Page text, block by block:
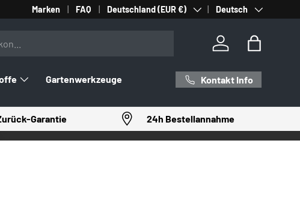
Marken FAQ Land/Region
Deutschland (EUR €) SpracheDeutsch
Einloggen
Gartenwerkzeuge Kontakt Info
Garantie 24h Bestellannahme